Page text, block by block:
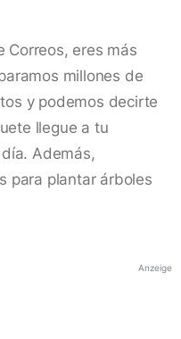
Correos, eres más
millones de
y podemos decirte
llegue a tu
Además,
para plantar árboles
Anzeige